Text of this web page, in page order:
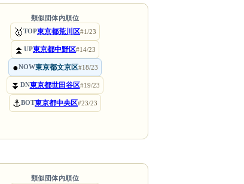
類似団体内順位
🥇TOP東京都荒川区#1/23
⏫ UP東京都中野区#14/23
●NOW東京都文京区#18/23
⏬ DN東京都世田谷区#19/23
⚓BOT東京都中央区#23/23
類似団体内順位